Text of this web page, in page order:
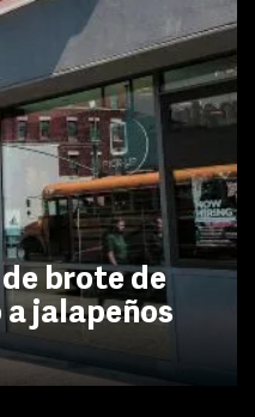
brote de
jalapeños